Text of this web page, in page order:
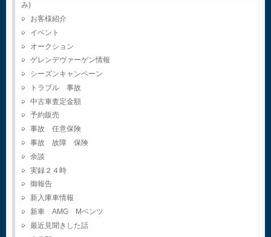
み)
お客様紹介
イベント
オークション
ゲレンデヴァーゲン情報
シーズンキャンペーン
トラブル 事故
中古車査定金額
予約販売
事故 任意保険
事故 故障 保険
余談
実録２４時
御報告
新入庫車情報
新車 AMG Mベンツ
最近見聞きした話